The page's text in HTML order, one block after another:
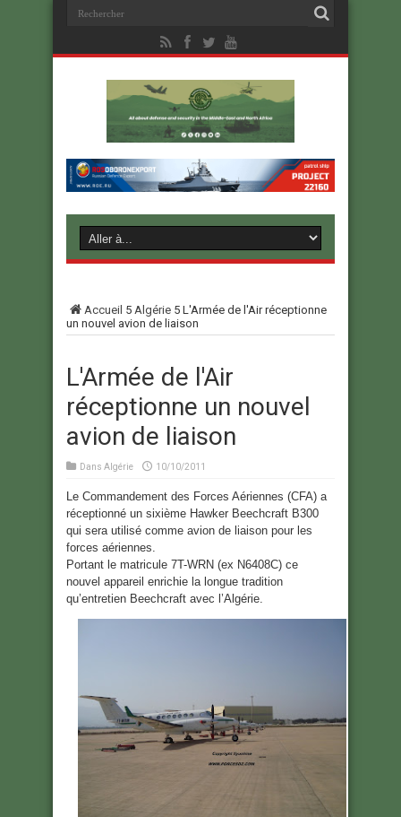
Accueil 5 Algérie 5 L'Armée de l'Air réceptionne
un nouvel avion de liaison
L'Armée de l'Air
réceptionne un nouvel
avion de liaison
Dans Algérie 10/10/2011
Le Commandement des Forces Aériennes (CFA) a
réceptionné un sixième Hawker Beechcraft B300
qui sera utilisé comme avion de liaison pour les
forces aériennes.
Portant le matricule 7T-WRN (ex N6408C) ce
nouvel appareil enrichie la longue tradition
qu’entretien Beechcraft avec l’Algérie.